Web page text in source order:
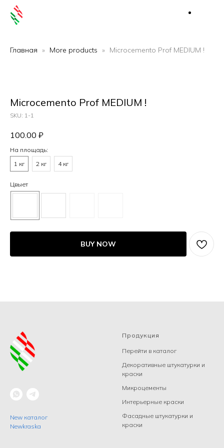
Главная More products Microcemento Prof MEDIUM !
Microcemento Prof MEDIUM !
SKU: 1-1
100.00 ₽
На площадь:
1 кг
2 кг 4 кг
Цвыет
BUY NOW
New каталог
Newkraska
Продукция
Перейти в каталог
Декоративные штукатурки и
краски
Микроцементы
Интерьерные краски
Фасадные штукатурки и
краски